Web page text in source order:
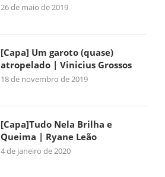
26 de maio de 2019
[Capa] Um garoto (quase)
atropelado | Vinicius Grossos
18 de novembro de 2019
[Capa]Tudo Nela Brilha e
Queima | Ryane Leão
4 de janeiro de 2020